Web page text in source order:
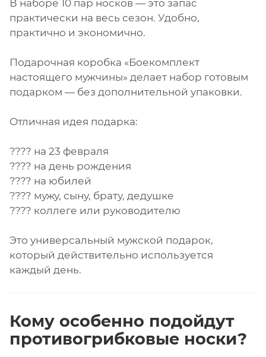
В наборе 10 пар носков — это запас
практически на весь сезон. Удобно,
практично и экономично.
Подарочная коробка «Боекомплект
настоящего мужчины» делает набор готовым
подарком — без дополнительной упаковки.
Отличная идея подарка:
???? на 23 февраля
???? на день рождения
???? на юбилей
???? мужу, сыну, брату, дедушке
???? коллеге или руководителю
Это универсальный мужской подарок,
который действительно используется
каждый день.
Кому особенно подойдут
противогрибковые носки?